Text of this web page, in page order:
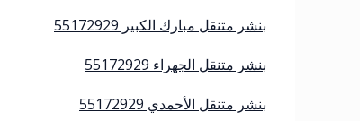
بنشر متنقل مبارك الكبير 55172929
بنشر متنقل الجهراء 55172929
بنشر متنقل الأحمدي 55172929